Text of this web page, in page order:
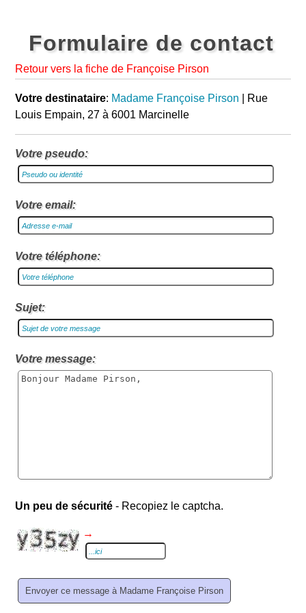
Formulaire de contact
Retour vers la fiche de Françoise Pirson
Votre destinataire: Madame Françoise Pirson | Rue
Louis Empain, 27 à 6001 Marcinelle
Votre pseudo:
Votre email:
Votre téléphone:
Sujet:
Votre message:
Un peu de sécurité - Recopiez le captcha.
→